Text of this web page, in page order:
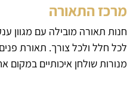
מרכז התאורה
חנות תאורה מובילה עם מגוון
לכל חלל ולכל צורך. תאורת
מנורות שולחן איכותיים